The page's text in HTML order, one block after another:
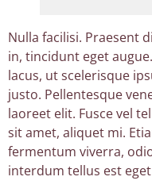
Nulla facilisi. Praesent
in, tincidunt eget
lacus, ut scelerisque
justo. Pellentesque
laoreet elit. Fusce vel
sit amet, aliquet mi.
fermentum viverra,
interdum tellus est